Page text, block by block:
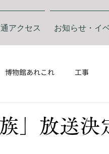
アクセス お知らせ・イ
博物館あれこれ 工事
」放送決